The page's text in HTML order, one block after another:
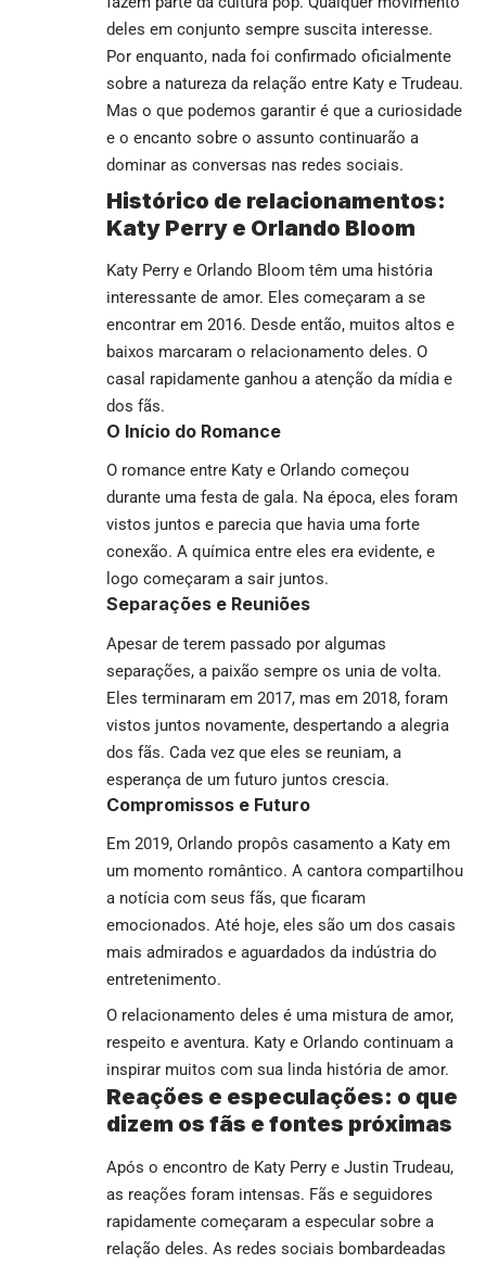
deles em conjunto sempre suscita interesse.
Por enquanto, nada foi confirmado oficialmente
sobre a natureza da relação entre Katy e Trudeau.
Mas o que podemos garantir é que a curiosidade
e o encanto sobre o assunto continuarão a
dominar as conversas nas redes sociais.
Histórico de relacionamentos:
Katy Perry e Orlando Bloom
Katy Perry e Orlando Bloom têm uma história
interessante de amor. Eles começaram a se
encontrar em 2016. Desde então, muitos altos e
baixos marcaram o relacionamento deles. O
casal rapidamente ganhou a atenção da mídia e
dos fãs.
O Início do Romance
O romance entre Katy e Orlando começou
durante uma festa de gala. Na época, eles foram
vistos juntos e parecia que havia uma forte
conexão. A química entre eles era evidente, e
logo começaram a sair juntos.
Separações e Reuniões
Apesar de terem passado por algumas
separações, a paixão sempre os unia de volta.
Eles terminaram em 2017, mas em 2018, foram
vistos juntos novamente, despertando a alegria
dos fãs. Cada vez que eles se reuniam, a
esperança de um futuro juntos crescia.
Compromissos e Futuro
Em 2019, Orlando propôs casamento a Katy em
um momento romântico. A cantora compartilhou
a notícia com seus fãs, que ficaram
emocionados. Até hoje, eles são um dos casais
mais admirados e aguardados da indústria do
entretenimento.
O relacionamento deles é uma mistura de amor,
respeito e aventura. Katy e Orlando continuam a
inspirar muitos com sua linda história de amor.
Reações e especulações: o que
dizem os fãs e fontes próximas
Após o encontro de Katy Perry e Justin Trudeau,
as reações foram intensas. Fãs e seguidores
rapidamente começaram a especular sobre a
relação deles. As redes sociais bombardeadas